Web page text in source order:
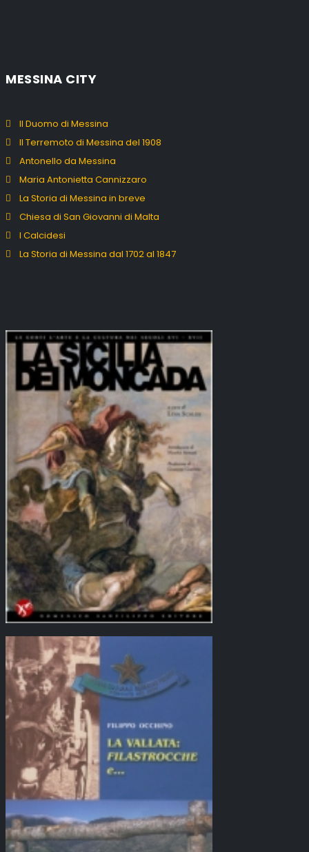
MESSINA CITY
Il Duomo di Messina
Il Terremoto di Messina del 1908
Antonello da Messina
Maria Antonietta Cannizzaro
La Storia di Messina in breve
Chiesa di San Giovanni di Malta
I Calcidesi
La Storia di Messina dal 1702 al 1847